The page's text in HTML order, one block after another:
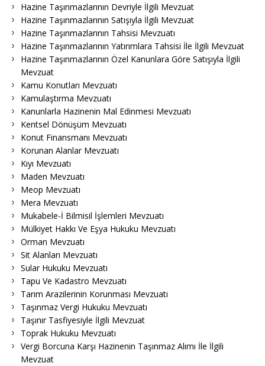
Hazine Taşınmazlarının Devriyle İlgili Mevzuat
Hazine Taşınmazlarının Satışıyla İlgili Mevzuat
Hazine Taşınmazlarının Tahsisi Mevzuatı
Hazine Taşınmazlarının Yatırımlara Tahsisi İle İlgili Mevzuat
Hazine Taşınmazlarının Özel Kanunlara Göre Satışıyla İlgili
Mevzuat
Kamu Konutları Mevzuatı
Kamulaştırma Mevzuatı
Kanunlarla Hazinenin Mal Edinmesi Mevzuatı
Kentsel Dönüşüm Mevzuatı
Konut Finansmanı Mevzuatı
Korunan Alanlar Mevzuatı
Kıyı Mevzuatı
Maden Mevzuatı
Meop Mevzuatı
Mera Mevzuatı
Mukabele-İ Bilmisil İşlemleri Mevzuatı
Mülkiyet Hakkı Ve Eşya Hukuku Mevzuatı
Orman Mevzuatı
Sit Alanları Mevzuatı
Sular Hukuku Mevzuatı
Tapu Ve Kadastro Mevzuatı
Tarım Arazilerinin Korunması Mevzuatı
Taşınmaz Vergi Hukuku Mevzuatı
Taşınır Tasfiyesiyle İlgili Mevzuat
Toprak Hukuku Mevzuatı
Vergi Borcuna Karşı Hazinenin Taşınmaz Alımı İle İlgili
Mevzuat